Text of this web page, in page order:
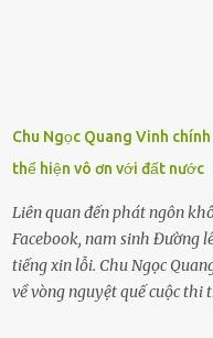
để được giúp đỡ thì có thể
có biết gì đâu Nhiều người
lầm, thì họ cũng không
không dạy con cẩn...
Chu Ngọc Quang Vinh
thể hiện vô ơn với đất nước
Liên quan đến phát ngôn
Facebook, nam sinh Đường
tiếng xin lỗi. Chu Ngọc
về vòng nguyệt quế cuộc